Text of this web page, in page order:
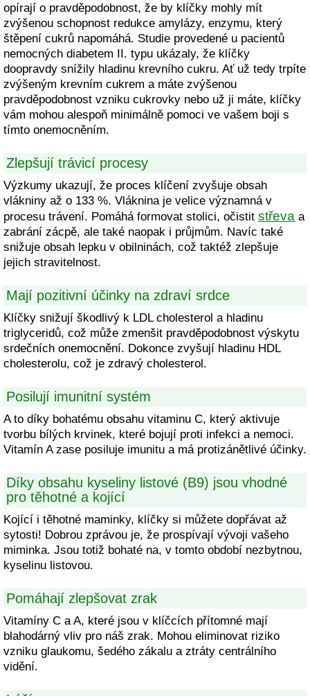
opírají o pravděpodobnost, že by klíčky mohly mít
zvýšenou schopnost redukce amylázy, enzymu, který
štěpení cukrů napomáhá. Studie provedené u pacientů
nemocných diabetem II. typu ukázaly, že klíčky
doopravdy snížily hladinu krevního cukru. Ať už tedy trpíte
zvýšeným krevním cukrem a máte zvýšenou
pravděpodobnost vzniku cukrovky nebo už ji máte, klíčky
vám mohou alespoň minimálně pomoci ve vašem boji s
tímto onemocněním.
Zlepšují trávicí procesy
Výzkumy ukazují, že proces klíčení zvyšuje obsah
vlákniny až o 133 %. Vláknina je velice významná v
procesu trávení. Pomáhá formovat stolici, očistit střeva a
zabrání zácpě, ale také naopak i průjmům. Navíc také
snižuje obsah lepku v obilninách, což taktéž zlepšuje
jejich stravitelnost.
Mají pozitivní účinky na zdraví srdce
Klíčky snižují škodlivý k LDL cholesterol a hladinu
triglyceridů, což může zmenšit pravděpodobnost výskytu
srdečních onemocnění. Dokonce zvyšují hladinu HDL
cholesterolu, což je zdravý cholesterol.
Posilují imunitní systém
A to díky bohatému obsahu vitaminu C, který aktivuje
tvorbu bílých krvinek, které bojují proti infekci a nemoci.
Vitamín A zase posiluje imunitu a má protizánětlivé účinky.
Díky obsahu kyseliny listové (B9) jsou vhodné
pro těhotné a kojící
Kojící i těhotné maminky, klíčky si můžete dopřávat až
sytosti! Dobrou zprávou je, že prospívají vývoji vašeho
miminka. Jsou totiž bohaté na, v tomto období nezbytnou,
kyselinu listovou.
Pomáhají zlepšovat zrak
Vitamíny C a A, které jsou v klíčcích přítomné mají
blahodárný vliv pro náš zrak. Mohou eliminovat riziko
vzniku glaukomu, šedého zákalu a ztráty centrálního
vidění.